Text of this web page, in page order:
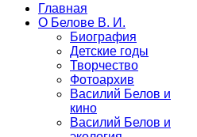
Главная
О Белове В. И.
Биография
Детские годы
Творчество
Фотоархив
Василий Белов и
кино
Василий Белов и